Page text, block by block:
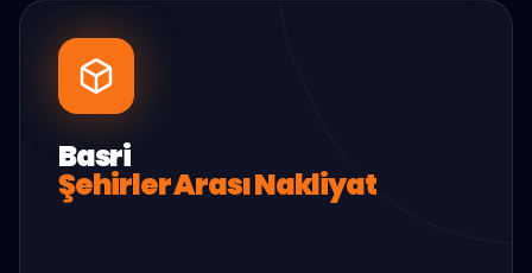
Basri
Şehirler Arası Nakliyat